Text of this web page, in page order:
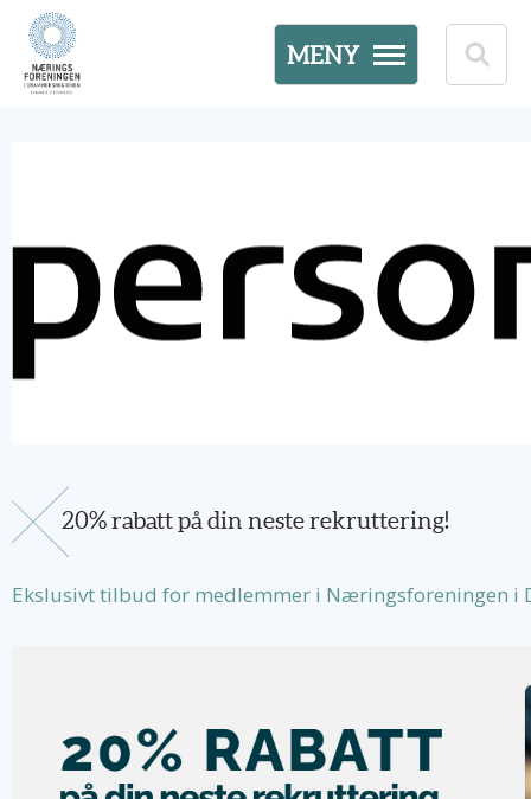
MENY
20% rabatt på din neste rekruttering!
Ekslusivt tilbud for medlemmer i Næringsforeningen i